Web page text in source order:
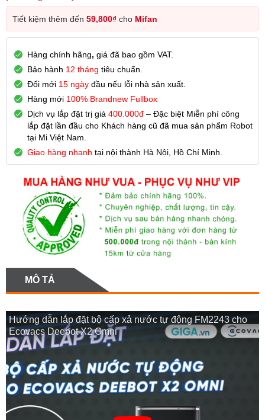
Tiết kiệm thêm đến 59,800₫ cho Mifan
Hàng chính hãng, giá đã bao gồm VAT.
Bảo hành 12 tháng tiêu chuẩn.
Đổi mới 15 ngày đầu nếu lỗi nhà sản xuất.
Hàng mới 100% Brandnew Fullbox
Dịch vụ lắp đặt trị giá 400.000đ – Đặc biệt Miễn phí công
lắp đặt lần đầu cho Khách hàng cũ đã mua sản phẩm Robot
tại Mi Việt Nam.
Giao hàng nhanh tại nội thành Hà Nội, Hồ Chí Minh.
MÔ TẢ
Hướng dẫn lắp đặt bộ cấp xả nước tự động FM2243 cho
Ecovacs Deebot X2 Omni